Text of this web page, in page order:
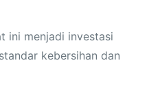
ini menjadi investasi
kebersihan dan